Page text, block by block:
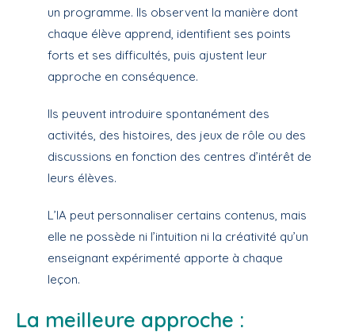
un programme. Ils observent la manière dont
chaque élève apprend, identifient ses points
forts et ses difficultés, puis ajustent leur
approche en conséquence.
Ils peuvent introduire spontanément des
activités, des histoires, des jeux de rôle ou des
discussions en fonction des centres d’intérêt de
leurs élèves.
L’IA peut personnaliser certains contenus, mais
elle ne possède ni l’intuition ni la créativité qu’un
enseignant expérimenté apporte à chaque
leçon.
La meilleure approche :